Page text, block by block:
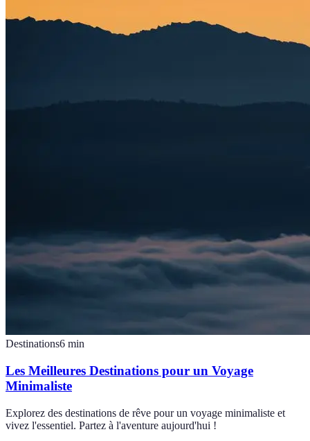
Destinations6 min
Les Meilleures Destinations pour un Voyage
Minimaliste
Explorez des destinations de rêve pour un voyage minimaliste et
vivez l'essentiel. Partez à l'aventure aujourd'hui !